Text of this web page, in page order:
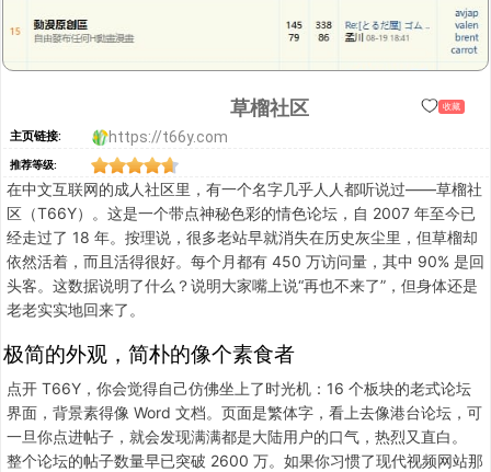
草榴社区 收藏
主页链接: https://t66y.com
推荐等级:
在中文互联网的成人社区里，有一个名字几乎人人都听说过——草榴社
区（T66Y）。这是一个带点神秘色彩的情色论坛，自 2007 年至今已
经走过了 18 年。按理说，很多老站早就消失在历史灰尘里，但草榴却
依然活着，而且活得很好。每个月都有 450 万访问量，其中 90% 是回
头客。这数据说明了什么？说明大家嘴上说“再也不来了”，但身体还是
老老实实地回来了。
极简的外观，简朴的像个素食者
点开 T66Y，你会觉得自己仿佛坐上了时光机：16 个板块的老式论坛
界面，背景素得像 Word 文档。页面是繁体字，看上去像港台论坛，可
一旦你点进帖子，就会发现满满都是大陆用户的口气，热烈又直白。
整个论坛的帖子数量早已突破 2600 万。如果你习惯了现代视频网站那